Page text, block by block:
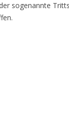
sogenannte